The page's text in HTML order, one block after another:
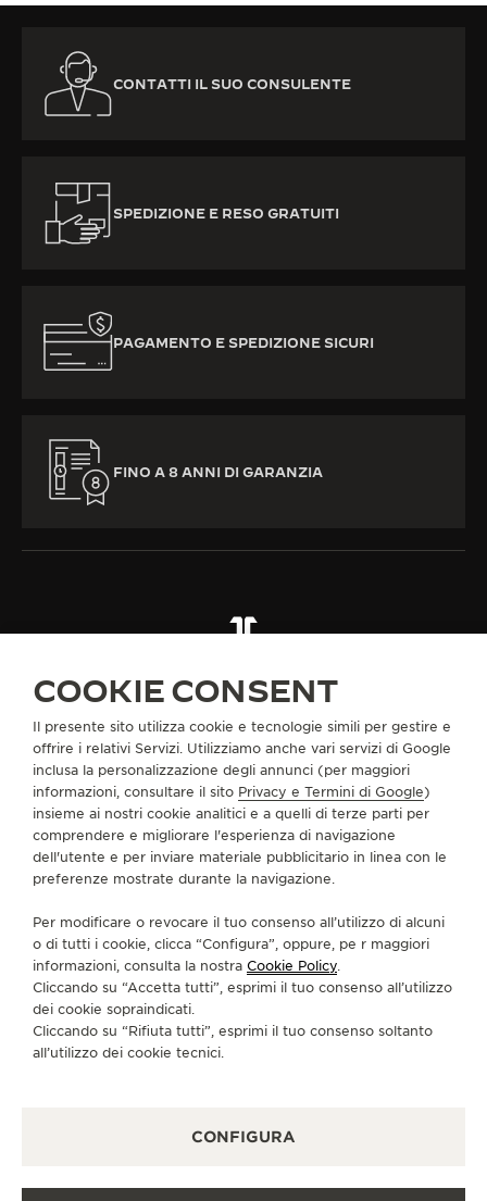
CONTATTI IL SUO CONSULENTE
SPEDIZIONE E RESO GRATUITI
PAGAMENTO E SPEDIZIONE SICURI
FINO A 8 ANNI DI GARANZIA
VAI ALLA PAGINA INSTAGRAM DI JAEGER-
VAI ALLA PAGINA LINKEDIN DI JAEGER-
VAI ALLA PAGINA FACEBOOK DI
VAI ALLA PAGINA YOUTUBE
VAI ALLA PAGINA
VAI ALLA PAGINA
ISCRIVERSI ALLA NEWSLETTER
INFORMAZIONI SU DI NOI
SERVIZI
CONTATTI
COOKIE CONSENT
Il presente sito utilizza cookie e tecnologie simili per gestire e
offrire i relativi Servizi. Utilizziamo anche vari servizi di Google
inclusa la personalizzazione degli annunci (per maggiori
informazioni, consultare il sito Privacy e Termini di Google)
insieme ai nostri cookie analitici e a quelli di terze parti per
comprendere e migliorare l'esperienza di navigazione
dell'utente e per inviare materiale pubblicitario in linea con le
preferenze mostrate durante la navigazione.
Per modificare o revocare il tuo consenso all’utilizzo di alcuni
o di tutti i cookie, clicca “Configura”, oppure, pe r maggiori
informazioni, consulta la nostra Cookie Policy.
Cliccando su “Accetta tutti”, esprimi il tuo consenso all’utilizzo
dei cookie sopraindicati.
Cliccando su “Rifiuta tutti”, esprimi il tuo consenso soltanto
all’utilizzo dei cookie tecnici.
CONFIGURA